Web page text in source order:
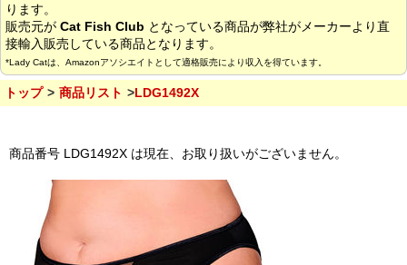
ります。
販売元が Cat Fish Club となっている商品が弊社がメーカーより直
接輸入販売している商品となります。
*Lady Catは、Amazonアソシエイトとして適格販売により収入を得ています。
トップ 商品リスト LDG1492X
商品番号 LDG1492X は現在、お取り扱いがございません。